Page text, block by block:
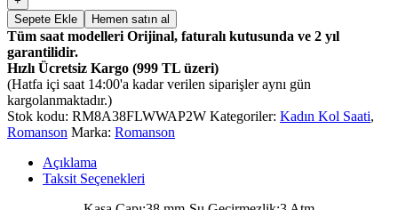
Sepete Ekle Hemen satın al
Tüm saat modelleri Orijinal, faturalı kutusunda ve 2 yıl
garantilidir.
Hızlı Ücretsiz Kargo (999 TL üzeri)
(Hatfa içi saat 14:00'a kadar verilen siparişler aynı gün
kargolanmaktadır.)
Stok kodu: RM8A38FLWWAP2W Kategoriler: Kadın Kol Saati,
Romanson Marka: Romanson
Açıklama
Taksit Seçenekleri